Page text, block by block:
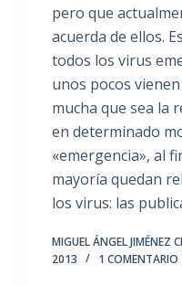
pero que
acuerda de ellos.
todos los virus
unos pocos
mucha que sea la
en determinado
«emergencia», al
mayoría quedan
los virus: las
MIGUEL ÁNGEL JIMÉNEZ
2013
1 COMENTARIO